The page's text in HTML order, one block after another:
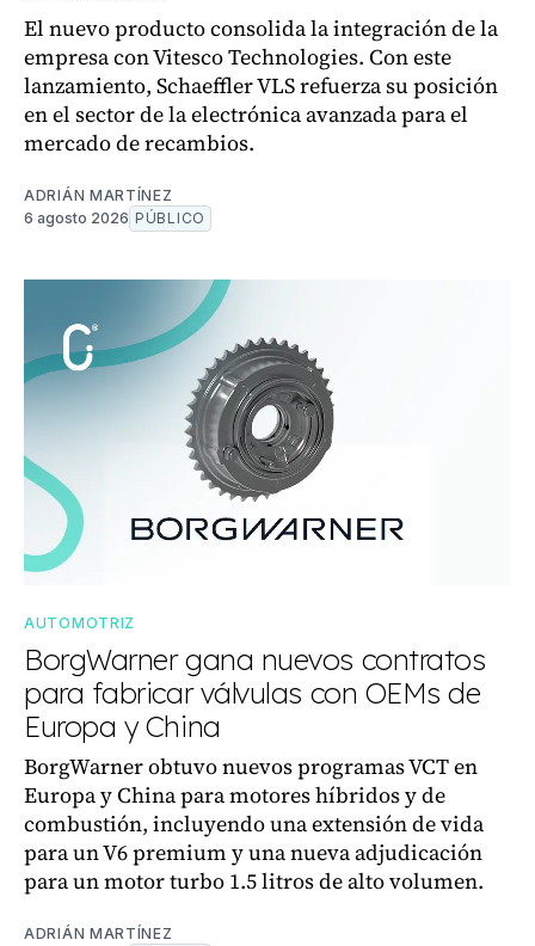
El nuevo producto consolida la integración de la
empresa con Vitesco Technologies. Con este
lanzamiento, Schaeffler VLS refuerza su posición
en el sector de la electrónica avanzada para el
mercado de recambios.
ADRIÁN MARTÍNEZ
6 agosto 2026 PÚBLICO
AUTOMOTRIZ
BorgWarner gana nuevos contratos
para fabricar válvulas con OEMs de
Europa y China
BorgWarner obtuvo nuevos programas VCT en
Europa y China para motores híbridos y de
combustión, incluyendo una extensión de vida
para un V6 premium y una nueva adjudicación
para un motor turbo 1.5 litros de alto volumen.
ADRIÁN MARTÍNEZ